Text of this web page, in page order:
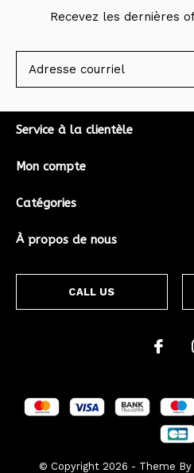
Recevez les dernières
Service à la clientèle
Mon compte
Catégories
À propos de nous
CALL US
© Copyright 2026 - Theme By